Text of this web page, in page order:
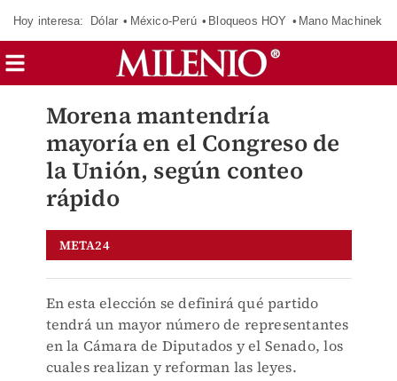
Hoy interesa: Dólar México-Perú Bloqueos HOY Mano Machinek
Morena mantendría
mayoría en el Congreso de
la Unión, según conteo
rápido
META24
En esta elección se definirá qué partido
tendrá un mayor número de representantes
en la Cámara de Diputados y el Senado, los
cuales realizan y reforman las leyes.